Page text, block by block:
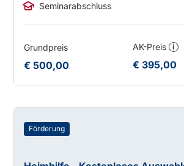
Seminarabschluss
Grundpreis
€ 500,00
AK-Preis i
€ 395,00
Förderung